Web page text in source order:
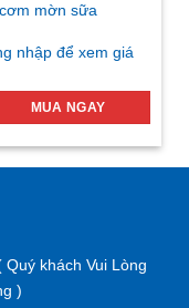
mờn sữa
nhập để xem giá
MUA NGAY
khách Vui Lòng
)